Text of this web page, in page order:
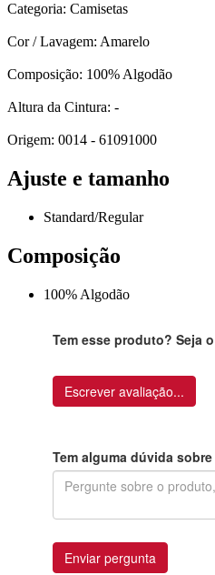
Categoria: Camisetas
Cor / Lavagem: Amarelo
Composição: 100% Algodão
Altura da Cintura: -
Origem: 0014 - 61091000
Ajuste e tamanho
Standard/Regular
Composição
100% Algodão
Tem esse produto? Seja
Escrever avaliação...
Tem alguma dúvida
Enviar pergunta